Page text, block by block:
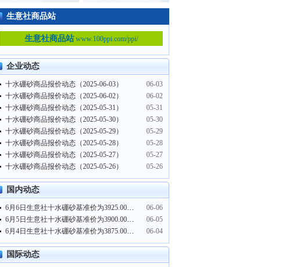
生意社商品站
生意社商品站www.100ppi.com/ppi/
企业动态
十水硼砂商品报价动态（2025-06-03）
06-03
十水硼砂商品报价动态（2025-06-02）
06-02
十水硼砂商品报价动态（2025-05-31）
05-31
十水硼砂商品报价动态（2025-05-30）
05-30
十水硼砂商品报价动态（2025-05-29）
05-29
十水硼砂商品报价动态（2025-05-28）
05-28
十水硼砂商品报价动态（2025-05-27）
05-27
十水硼砂商品报价动态（2025-05-26）
05-26
国内动态
6月6日生意社十水硼砂基准价为3925.00元/吨
06-06
6月5日生意社十水硼砂基准价为3900.00元/吨
06-05
6月4日生意社十水硼砂基准价为3875.00元/吨
06-04
国际动态